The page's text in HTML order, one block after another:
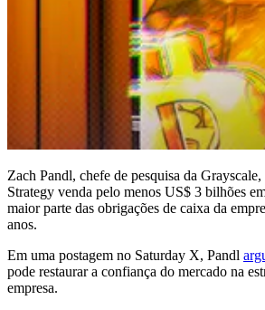
Zach Pandl, chefe de pesquisa da Grayscale,
Strategy venda pelo menos US$ 3 bilhões
maior parte das obrigações de caixa da
anos.
Em uma postagem no Saturday X, Pandl
pode restaurar a confiança do mercado na
empresa.